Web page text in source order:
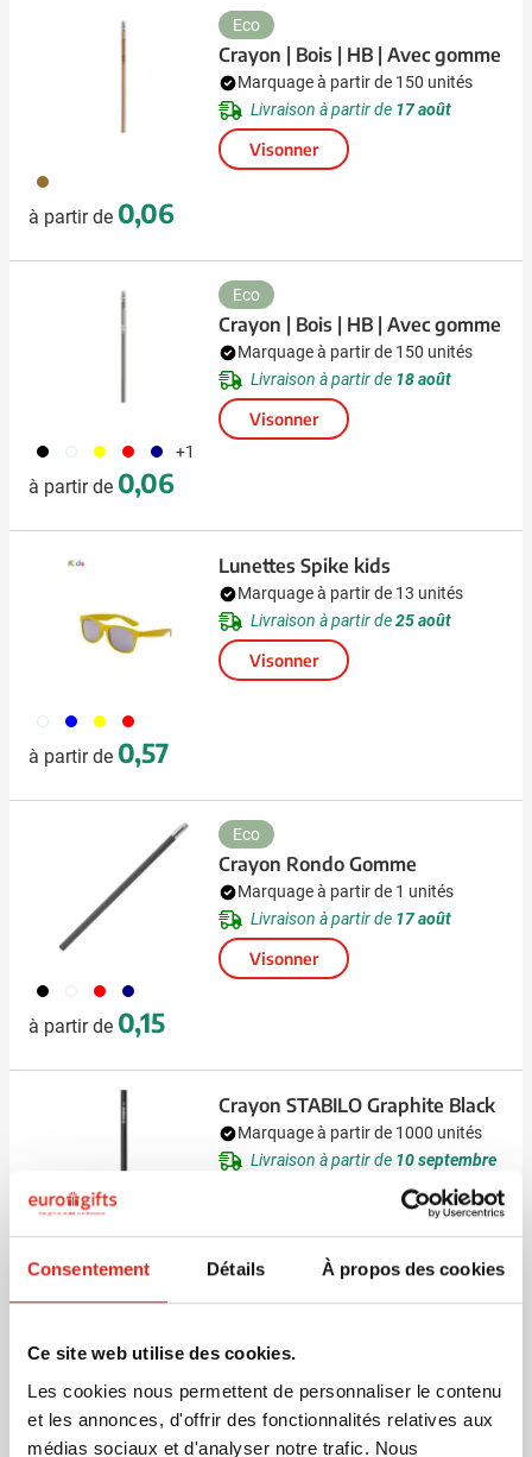
Consentement Détails À propos des cookies
Ce site web utilise des cookies.
Les cookies nous permettent de personnaliser le contenu
et les annonces, d'offrir des fonctionnalités relatives aux
médias sociaux et d'analyser notre trafic. Nous
945
à partir de 0,06
Eco
Crayon | Bois | HB | Avec gomme
Marquage à partir de 150 unités
Livraison à partir de 17 août
Visonner
001 002 006 008 307 +1
à partir de 0,06
Eco
Crayon | Bois | HB | Avec gomme
Marquage à partir de 150 unités
Livraison à partir de 18 août
Visonner
002 005 006 008
à partir de 0,57
Lunettes Spike kids
Marquage à partir de 13 unités
Livraison à partir de25 août
Visonner
001 002 008 307
à partir de 0,15
Eco
Crayon Rondo Gomme
Marquage à partir de 1 unités
Livraison à partir de 17 août
Visonner
à partir de
Crayon STABILO Graphite Black
Marquage à partir de 1000 unités
Livraison à partir de 10 septembre
Pochette RPET incluse